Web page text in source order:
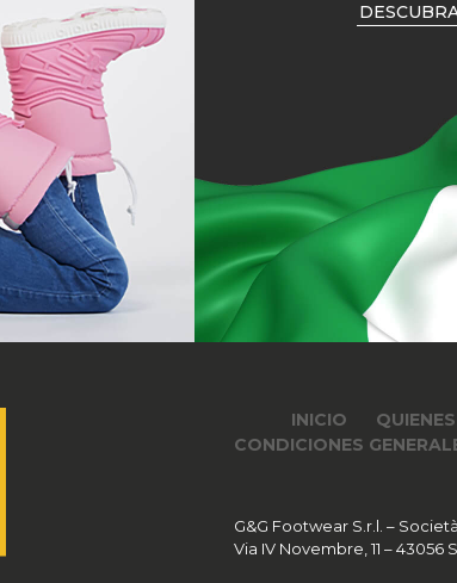
INICIO
CONDICIONES
G&G Footwear S.r.l. –
Via IV Novembre, 11 – 43056